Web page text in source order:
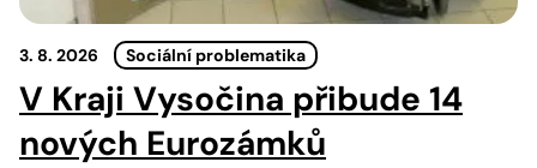
3. 8. 2026 Sociální problematika
V Kraji Vysočina přibude 14
nových Eurozámků